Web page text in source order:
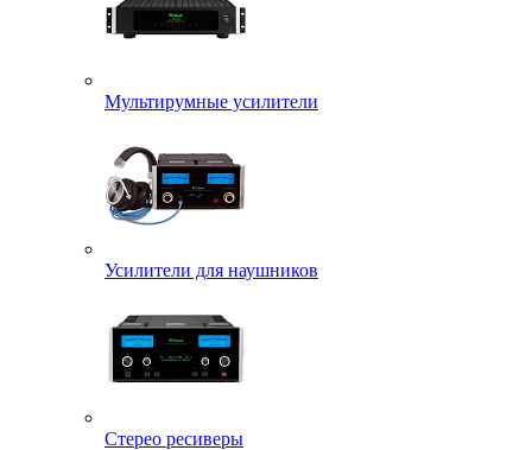
Мультирумные усилители
Усилители для наушников
Стерео ресиверы